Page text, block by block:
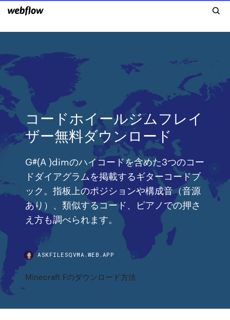
コードホイールジムフレイ
ザー無料ダウンロード
G#(A )dimのハイコードを含めた3つのコー
ドダイアグラムを掲載するギターコードブ
ック。指板上のポジションや構成音（音源
あり）、類似するコード、ピアノでの押さ
え方も調べられます。
ASKFILESQVMA.WEB.APP
Minecraft Fのダウンロード方法